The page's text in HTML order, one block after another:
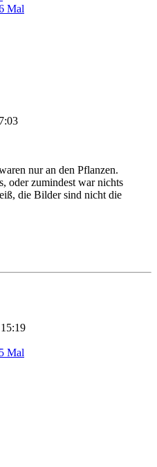
Mal
nur an den Pflanzen.
oder zumindest war nichts
die Bilder sind nicht die
Mal